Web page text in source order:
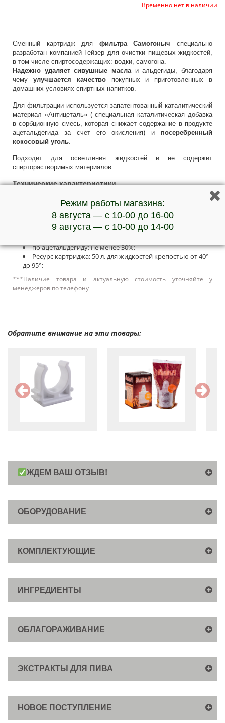
Временно нет в наличии
Сменный картридж для фильтра Самогоныч специально
разработан компанией Гейзер для очистки пищевых жидкостей,
в том числе спиртосодержащих: водки, самогона.
Надежно удаляет сивушные маслаи альдегиды, благодаря
чему улучшается качествопокупных и приготовленных в
домашних условиях спиртных напитков.
Для фильтрации используется запатентованный каталитический
материал «Антицеталь» ( специальная каталитическая добавка
в сорбционную смесь, которая снижает содержание в продукте
ацетальдегида за счет его окисления) и посеребренный
кокосовый уголь.
Подходит для осветления жидкостей и не содержит
спирторастворимых материалов.
Технические характеристики
Скорость очистки:до 0,5л/мин;
Температура жидкости:.не более 40°С;
Эффективность очистки
по ацетальдегиду: не менее 30%;
Ресурс картриджа: 50 л, для жидкостей крепостью от 40°
до 95°;
***Наличие товара и актуальную стоимость уточняйте у
менеджеров по телефону
Обратите внимание на эти товары:
ЖДЕМ ВАШ ОТЗЫВ!
ОБОРУДОВАНИЕ
КОМПЛЕКТУЮЩИЕ
ИНГРЕДИЕНТЫ
ОБЛАГОРАЖИВАНИЕ
ЭКСТРАКТЫ ДЛЯ ПИВА
НОВОЕ ПОСТУПЛЕНИЕ
Режим работы магазина:
8 августа — с 10-00 до 16-00
9 августа — с 10-00 до 14-00